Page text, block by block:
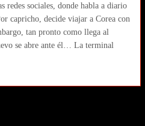
redes sociales, donde habla a diario
capricho, decide viajar a Corea con
tan pronto como llega al
se abre ante él… La terminal